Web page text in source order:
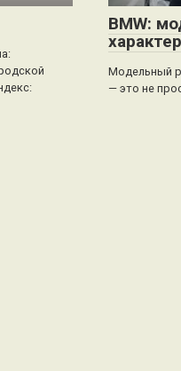
BMW:
Модельный
— это не